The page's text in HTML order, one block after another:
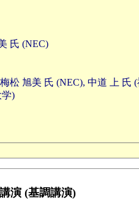
氏 (NEC)
旭美 氏 (NEC), 中道 上 氏
)
演 (基調講演)